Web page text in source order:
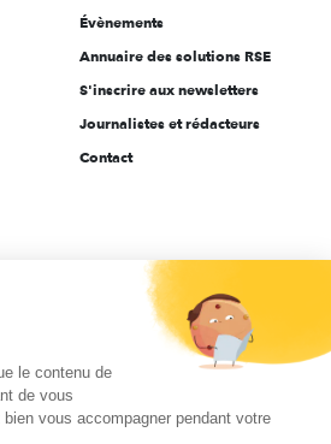
Évènements
Annuaire des solutions RSE
S'inscrire aux newsletters
Journalistes et rédacteurs
Contact
le contenu de
de vous
vous accompagner pendant votre